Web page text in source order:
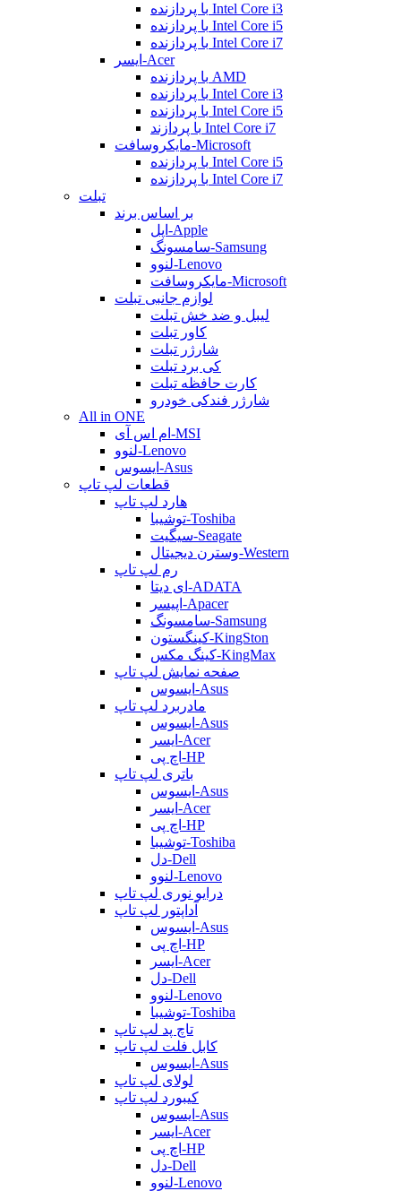
با پردازنده Intel Core i3
با پردازنده Intel Core i5
با پردازنده Intel Core i7
ایسر-Acer
با پردازنده AMD
با پردازنده Intel Core i3
با پردازنده Intel Core i5
با پردازند Intel Core i7
مایکروسافت-Microsoft
با پردازنده Intel Core i5
با پردازنده Intel Core i7
تبلت
بر اساس برند
اپل-Apple
سامسونگ-Samsung
لنوو-Lenovo
مایکروسافت-Microsoft
لوازم جانبی تبلت
لیبل و ضد خش تبلت
کاور تبلت
شارژر تبلت
کی برد تبلت
کارت حافظه تبلت
شارژر فندکی خودرو
All in ONE
ام اس آی-MSI
لنوو-Lenovo
ایسوس-Asus
قطعات لپ تاپ
هارد لپ تاپ
توشیبا-Toshiba
سیگیت-Seagate
وسترن دیجیتال-Western
رم لپ تاپ
ای دیتا-ADATA
اپیسر-Apacer
سامسونگ-Samsung
کینگستون-KingSton
کینگ مکس-KingMax
صفحه نمایش لپ تاپ
ایسوس-Asus
مادربرد لپ تاپ
ایسوس-Asus
ایسر-Acer
اچ پی-HP
باتری لپ تاپ
ایسوس-Asus
ایسر-Acer
اچ پی-HP
توشیبا-Toshiba
دل-Dell
لنوو-Lenovo
درایو نوری لپ تاپ
آداپتور لپ تاپ
ایسوس-Asus
اچ پی-HP
ایسر-Acer
دل-Dell
لنوو-Lenovo
توشیبا-Toshiba
تاچ پد لپ تاپ
کابل فلت لپ تاپ
ایسوس-Asus
لولای لپ تاپ
کیبورد لپ تاپ
ایسوس-Asus
ایسر-Acer
اچ پی-HP
دل-Dell
لنوو-Lenovo